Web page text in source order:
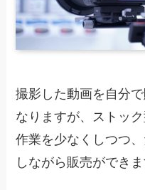
撮影した動画を自分
なりますが、ストッ
作業を少なくしつつ
しながら販売ができま